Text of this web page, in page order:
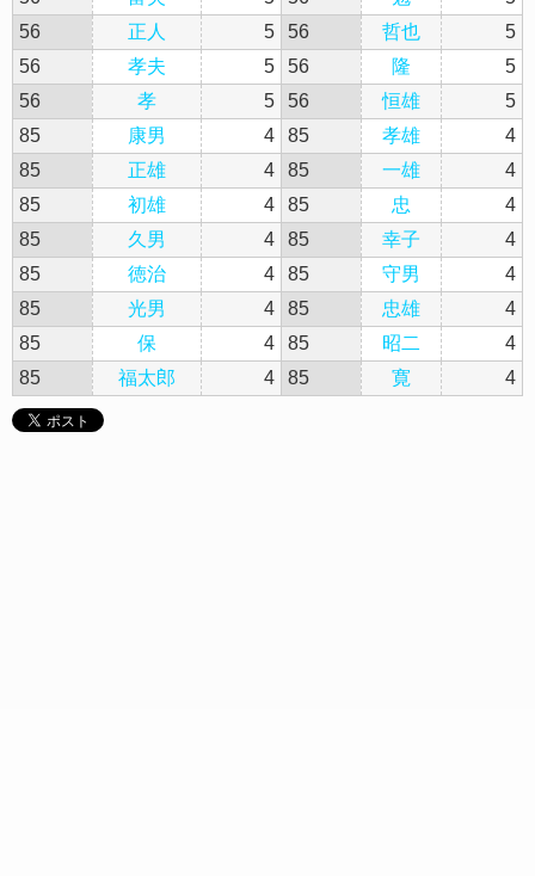
56
正人 5 56 哲也
5
56
孝夫 5 56 隆
5
56
孝 5 56 恒雄
5
85
康男 4 85 孝雄
4
85
正雄 4 85 一雄
4
85
初雄 4 85 忠
4
85
久男 4 85 幸子
4
85
徳治 4 85 守男
4
85
光男 4 85 忠雄
4
85
保 4 85 昭二
4
85
福太郎 4 85 寛 4